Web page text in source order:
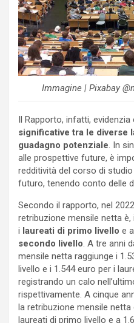
Immagine | Pixabay
Il Rapporto, infatti,
significative tra le diverse
guadagno potenziale. In
alle prospettive future, è
redditività del corso di
futuro, tenendo conto delle
Secondo il rapporto, nel
retribuzione mensile netta è,
i laureati di primo livello e
secondo livello. A tre anni
mensile netta raggiunge i
livello e i 1.544 euro per i
registrando un calo
rispettivamente. A cinque
la retribuzione mensile netta
laureati di primo livello e a